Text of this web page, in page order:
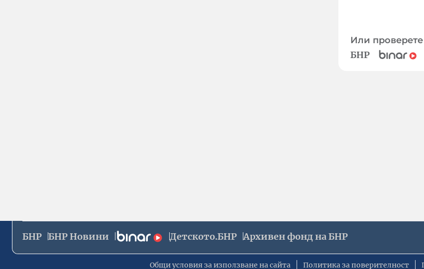
Или
БНР
БНР БНР Новини Детското.БНР Архивен фонд на БНР
Общи условия за използване на сайта Политика за поверителност